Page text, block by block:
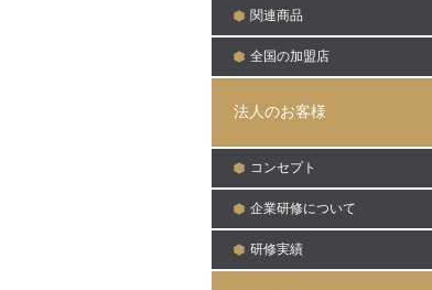
関連商品
全国の加盟店
法人のお客様
コンセプト
企業研修について
研修実績